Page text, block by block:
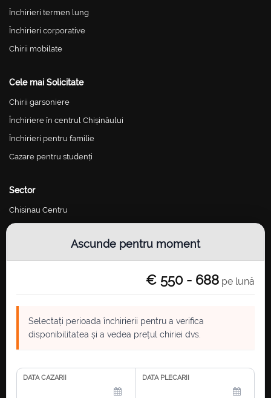
Ascunde pentru moment
€ 550 - 688 pe lună
Selectați perioada închirierii pentru a verifica
disponibilitatea și a vedea prețul chiriei dvs.
DATA CAZARII DATA PLECARII
Închirieri termen lung
Închirieri corporative
Chirii mobilate
Cele mai Solicitate
Chirii garsoniere
Închiriere în centrul Chișinăului
Închirieri pentru familie
Cazare pentru studenți
Sector
Chisinau Centru
Chisinau Riscani
Chisinau Botanica
Contacte
Ore de Lucru: Luni - Vineri, 10:00 - 17:00
Grigore Vieru Boulevard 14, office 17A